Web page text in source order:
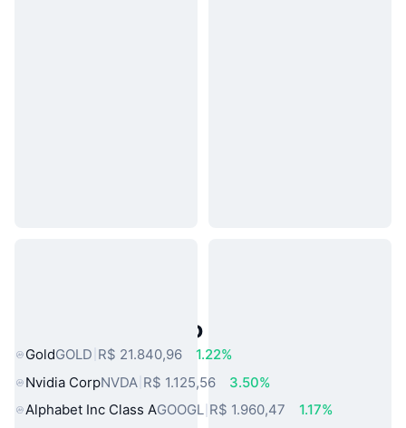
Ativos do Mundo Real Populares
GoldGOLD R$ 21.840,96
1.22%
Nvidia CorpNVDA R$ 1.125,56
3.50%
Alphabet Inc Class AGOOGL R$ 1.960,47
1.17%